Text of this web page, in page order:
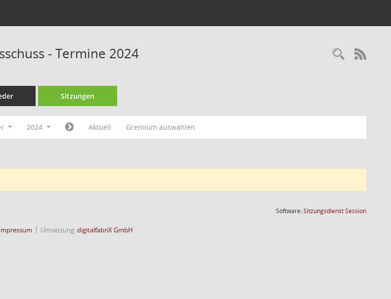
- Termine 2024
Sitzungen
2024 Aktuell Gremium auswählen
Software:SitzungsdienstSession(Wird in
Umsetzung:digitalfabriX GmbH